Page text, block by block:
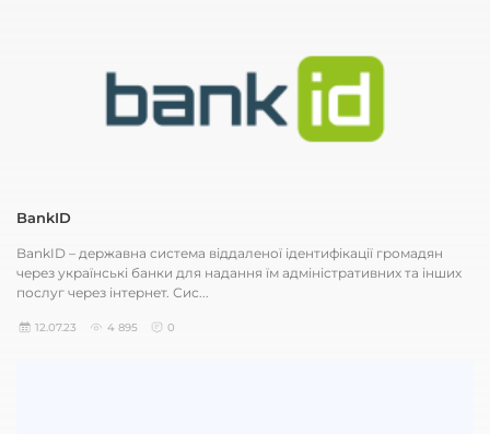
BankID
BankID – державна система віддаленої ідентифікації громадян
через українські банки для надання їм адміністративних та інших
послуг через інтернет. Сис...
12.07.23 4 895 0